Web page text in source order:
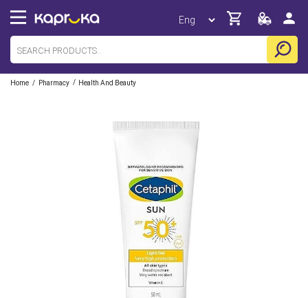
Home / Pharmacy / Health And Beauty